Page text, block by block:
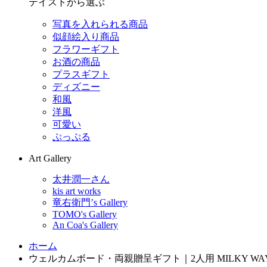
テイストから選ぶ
写真を入れられる商品
似顔絵入り商品
フラワーギフト
お酒の商品
プラスギフト
ディズニー
和風
洋風
可愛い
ぷっぷる
Art Gallery
太井潤一さん
kis art works
竜右衛門’s Gallery
TOMO's Gallery
An Coa's Gallery
ホーム
ウェルカムボード・両親贈呈ギフト｜2人用 MILKY